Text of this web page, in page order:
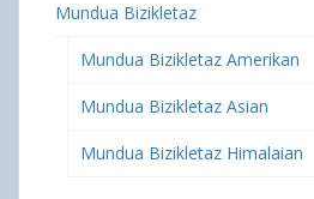
Mundua Bizikletaz
Mundua Bizikletaz Amerikan
Mundua Bizikletaz Asian
Mundua Bizikletaz Himalaian